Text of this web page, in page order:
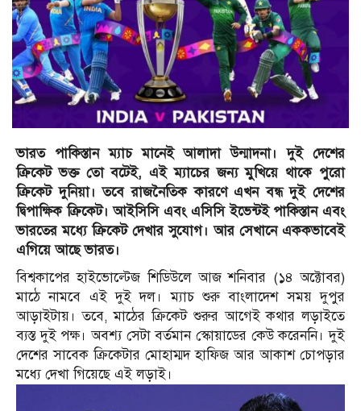
ভারত পাকিস্তান ম্যাচ মানেই আলাদা উন্মাদনা। দুই দেশের
ক্রিকেট ভক্ত তো বটেই, এই ম্যাচের জন্য মুখিয়ে থাকে পুরো
ক্রিকেট দুনিয়া। তবে রাজনৈতিক কারণে এখন বন্ধ দুই দেশের
দ্বিপাক্ষিক ক্রিকেট। আইসিসি এবং এসিসি ইভেন্টই পাকিস্তান এবং
ভারতের মধ্যে ক্রিকেট দেখার সুযোগ। আর সেখানে এককভাবেই
এগিয়ে আছে ভারত।
বিশ্বকাপের হাইভোল্টেজ শিডিউলে আজ শনিবার (১৪ অক্টোবর)
মাঠে নামবে এই দুই দল। ম্যাচ শুরু বাংলাদেশ সময় দুপুর
আড়াইটায়। তবে, মাঠের ক্রিকেট শুরুর আগেই কথার লড়াইতে
ব্যস্ত দুই পক্ষ। অবশ্য সেটা বর্তমান স্কোয়াডের কেউ করেননি। দুই
দেশের সাবেক ক্রিকেটার মোহাম্মদ হাফিজ আর আকাশ চোপড়ার
মধ্যে দেখা গিয়েছে এই লড়াই।